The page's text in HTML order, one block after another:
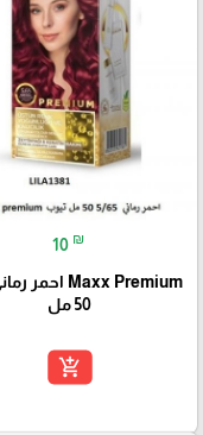
10 ₪
50 مل
add_shopping_cart